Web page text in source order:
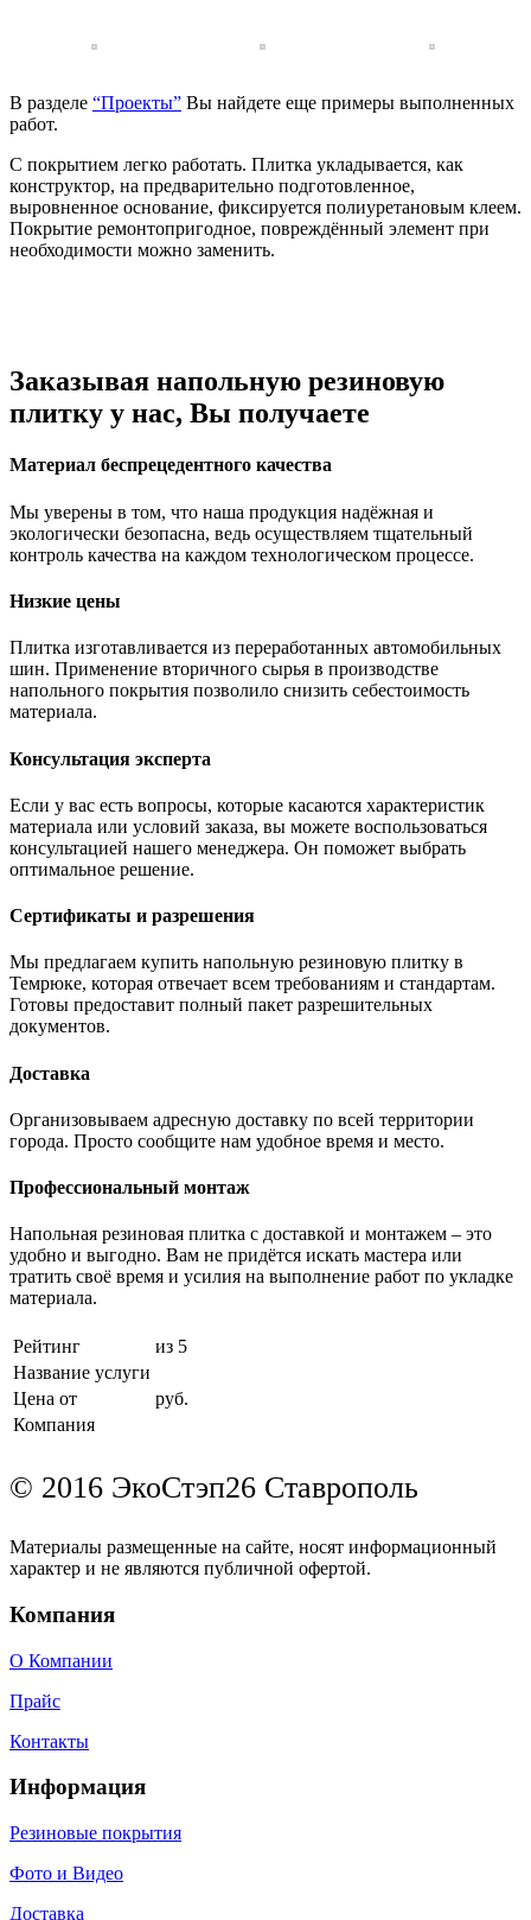
В разделе “Проекты” Вы найдете еще примеры выполненных
работ.
С покрытием легко работать. Плитка укладывается, как
конструктор, на предварительно подготовленное,
выровненное основание, фиксируется полиуретановым клеем.
Покрытие ремонтопригодное, повреждённый элемент при
необходимости можно заменить.
Заказывая напольную резиновую
плитку у нас, Вы получаете
Материал беспрецедентного качества
Мы уверены в том, что наша продукция надёжная и
экологически безопасна, ведь осуществляем тщательный
контроль качества на каждом технологическом процессе.
Низкие цены
Плитка изготавливается из переработанных автомобильных
шин. Применение вторичного сырья в производстве
напольного покрытия позволило снизить себестоимость
материала.
Консультация эксперта
Если у вас есть вопросы, которые касаются характеристик
материала или условий заказа, вы можете воспользоваться
консультацией нашего менеджера. Он поможет выбрать
оптимальное решение.
Сертификаты и разрешения
Мы предлагаем купить напольную резиновую плитку в
Темрюке, которая отвечает всем требованиям и стандартам.
Готовы предоставит полный пакет разрешительных
документов.
Доставка
Организовываем адресную доставку по всей территории
города. Просто сообщите нам удобное время и место.
Профессиональный монтаж
Напольная резиновая плитка с доставкой и монтажем – это
удобно и выгодно. Вам не придётся искать мастера или
тратить своё время и усилия на выполнение работ по укладке
материала.
Рейтинг
из 5
Название услуги
Цена от
руб.
Компания
© 2016 ЭкоСтэп26 Ставрополь
Материалы размещенные на сайте, носят информационный
характер и не являются публичной офертой.
Компания
О Компании
Прайс
Контакты
Информация
Резиновые покрытия
Фото и Видео
Доставка